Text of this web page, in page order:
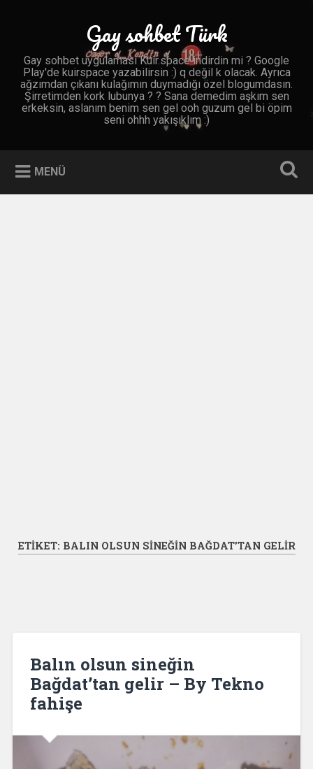
Gay sohbet Türk
Gay sohbet uygulaması Kuir.space indirdin mi ? Google
Play'de kuirspace yazabilirsin :) q değil k olacak. Ayrıca
ağzımdan çıkanı kulağımın duymadığı özel blogumdasın.
Şirretimden kork lubunya ? ? Sana demedim aşkım sen
erkeksin, aslanım benim sen gel ooh guzum gel bi öpim
seni ohhh yakışıklım :)
MENÜ
ETIKET: BALIN OLSUN SINEĞIN BAĞDAT’TAN GELIR
Balın olsun sineğin
Bağdat’tan gelir – By Tekno
fahişe